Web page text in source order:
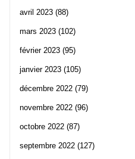
avril 2023 (88)
mars 2023 (102)
février 2023 (95)
janvier 2023 (105)
décembre 2022 (79)
novembre 2022 (96)
octobre 2022 (87)
septembre 2022 (127)